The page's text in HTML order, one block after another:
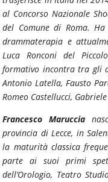
al Concorso Nazionale
del Comune di Roma. Ha
drammaterapia e
Luca Ronconi del
formativo incontra tra gli
Antonio Latella, Fausto
Romeo Castellucci,
Francesco Maruccia
provincia di Lecce, in
la maturità classica
parte ai suoi primi
dell’Orologio, Teatro